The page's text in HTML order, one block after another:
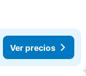
Ver precios